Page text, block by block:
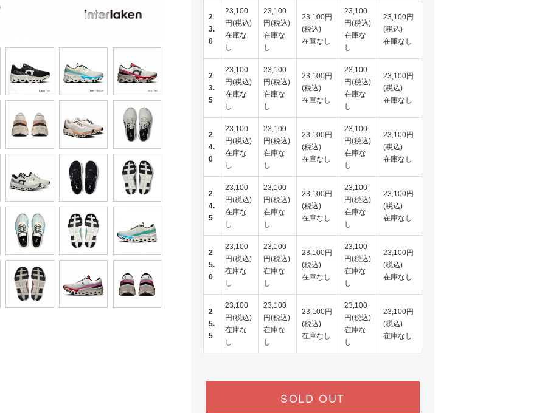
2
3.
0
23,100
円(税込)
在庫な
し
23,100
円(税込)
在庫な
し
23,100円
(税込)
在庫なし
23,100
円(税込)
在庫な
し
23,100円
(税込)
在庫なし
2
3.
5
23,100
円(税込)
在庫な
し
23,100
円(税込)
在庫な
し
23,100円
(税込)
在庫なし
23,100
円(税込)
在庫な
し
23,100円
(税込)
在庫なし
2
4.
0
23,100
円(税込)
在庫な
し
23,100
円(税込)
在庫な
し
23,100円
(税込)
在庫なし
23,100
円(税込)
在庫な
し
23,100円
(税込)
在庫なし
2
4.
5
23,100
円(税込)
在庫な
し
23,100
円(税込)
在庫な
し
23,100円
(税込)
在庫なし
23,100
円(税込)
在庫な
し
23,100円
(税込)
在庫なし
2
5.
0
23,100
円(税込)
在庫な
し
23,100
円(税込)
在庫な
し
23,100円
(税込)
在庫なし
23,100
円(税込)
在庫な
し
23,100円
(税込)
在庫なし
2
5.
5
23,100
円(税込)
在庫な
し
23,100
円(税込)
在庫な
し
23,100円
(税込)
在庫なし
23,100
円(税込)
在庫な
し
23,100円
(税込)
在庫なし
SOLD OUT